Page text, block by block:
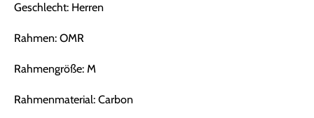
Geschlecht: Herren
Rahmen: OMR
Rahmengröße: M
Rahmenmaterial: Carbon